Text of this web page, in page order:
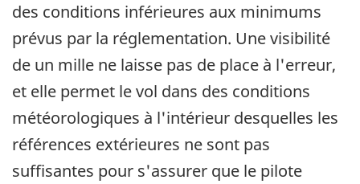
des conditions inférieures aux minimums
prévus par la réglementation. Une visibilité
de un mille ne laisse pas de place à l'erreur,
et elle permet le vol dans des conditions
météorologiques à l'intérieur desquelles les
références extérieures ne sont pas
suffisantes pour s'assurer que le pilote